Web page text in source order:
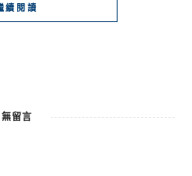
續閱讀
無留言